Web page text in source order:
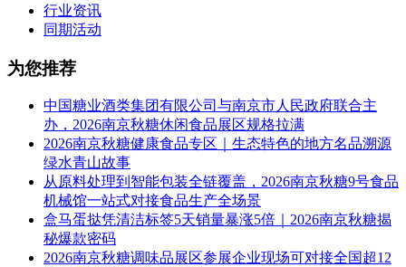
行业资讯
同期活动
为您推荐
中国糖业酒类集团有限公司与南京市人民政府联合主
办，2026南京秋糖休闲食品展区规格拉满
2026南京秋糖健康食品专区｜生态特色的地方名品溯源
绿水青山故事
从原料处理到智能包装全链覆盖，2026南京秋糖9号食品
机械馆一站式对接食品生产全场景
盒马蛋挞凭清洁标签5天销量暴涨5倍｜2026南京秋糖揭
秘爆款密码
2026南京秋糖调味品展区参展企业现场可对接全国超12